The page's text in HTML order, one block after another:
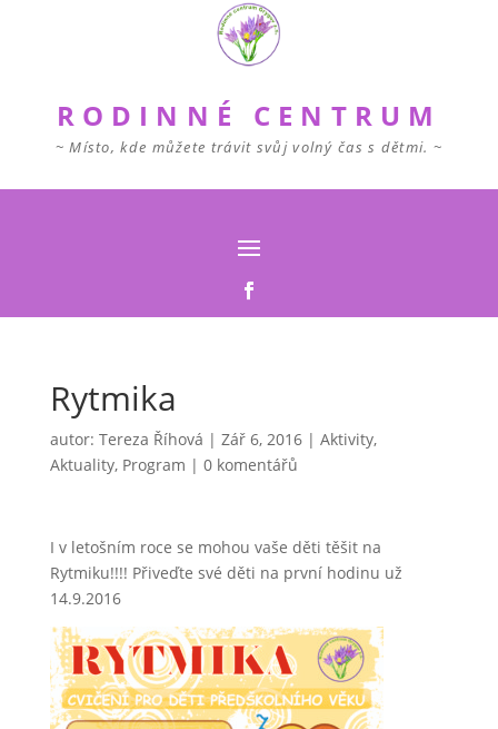
RODINNÉ CENTRUM
~ Místo, kde můžete trávit svůj volný čas s dětmi. ~
Rytmika
autor: Tereza Říhová | Zář 6, 2016| Aktivity,
Aktuality, Program | 0 komentářů
I v letošním roce se mohou vaše děti těšit na
Rytmiku!!!! Přiveďte své děti na první hodinu už
14.9.2016